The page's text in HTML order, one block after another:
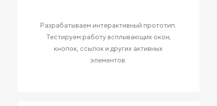
Разрабатываем интерактивный прототип.
Тестируем работу всплывающих окон,
кнопок, ссылок и других активных
элементов.